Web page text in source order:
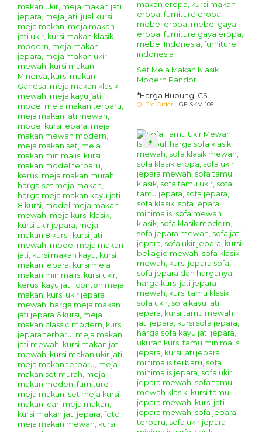
Set Meja Makan Klasik
Modern Pandor....
*Harga Hubungi CS
Pre Order - GF-SKM 105